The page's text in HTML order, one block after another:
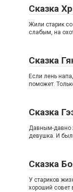
Сказка
Жили старик со
слабым, на
Сказка
Если лень
поможет.
Сказка
Давным-давно
девушка. И
Сказка
У стариков
хороший совет